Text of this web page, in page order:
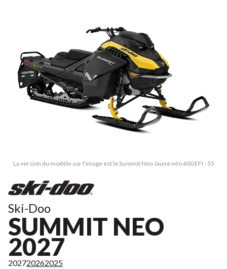
La version du modèle sur l'image est le Summit Neo Jaune néo 600 EFI - 55
Ski-Doo
SUMMIT NEO
2027
202720262025